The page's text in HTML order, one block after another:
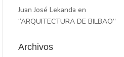
Juan José Lekanda en
“ARQUITECTURA DE BILBAO”
Archivos